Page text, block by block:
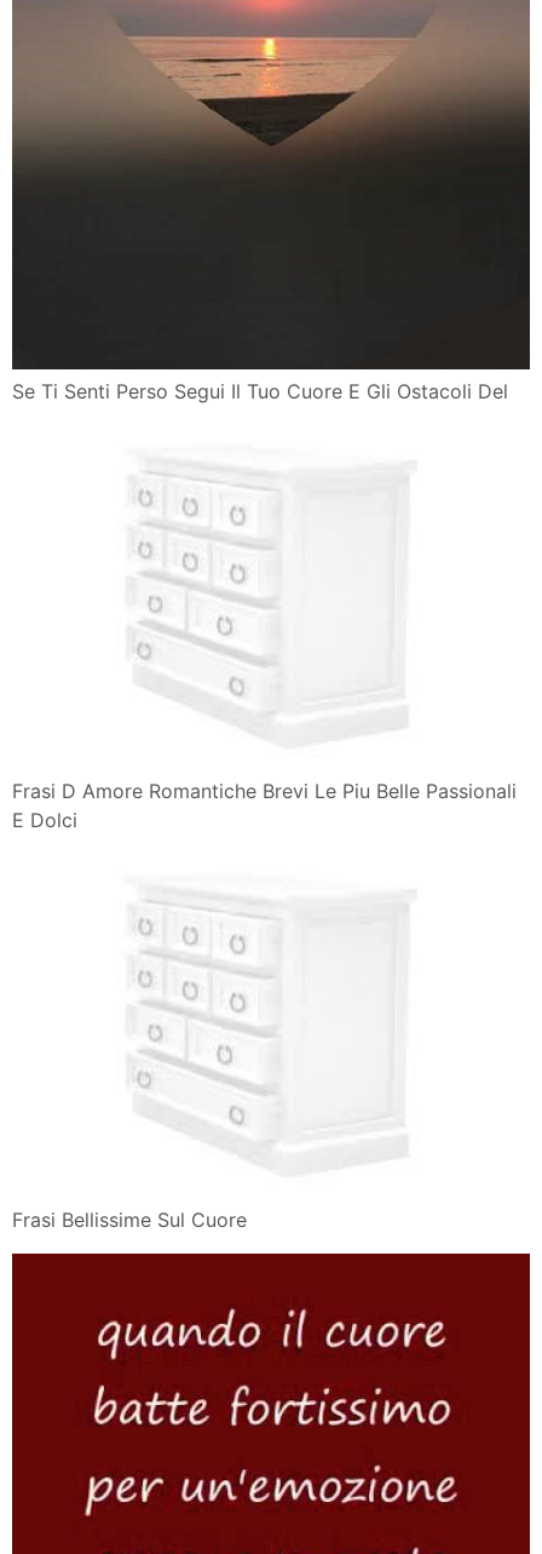
Se Ti Senti Perso Segui Il Tuo Cuore E Gli Ostacoli Del
Frasi D Amore Romantiche Brevi Le Piu Belle Passionali
E Dolci
Frasi Bellissime Sul Cuore